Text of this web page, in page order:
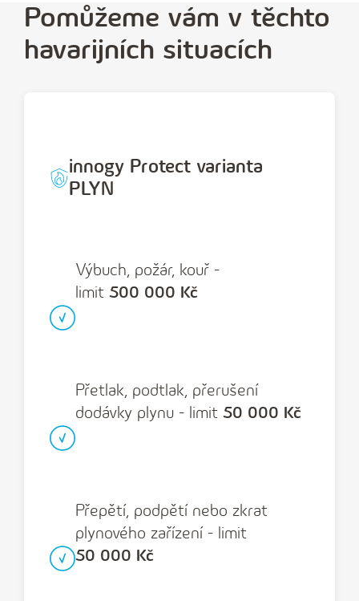
Pomůžeme vám v těchto
havarijních situacích
innogy Protect varianta
PLYN
Výbuch, požár, kouř -
limit 500 000 Kč
Přetlak, podtlak, přerušení
dodávky plynu - limit 50 000 Kč
Přepětí, podpětí nebo zkrat
plynového zařízení - limit
50 000 Kč